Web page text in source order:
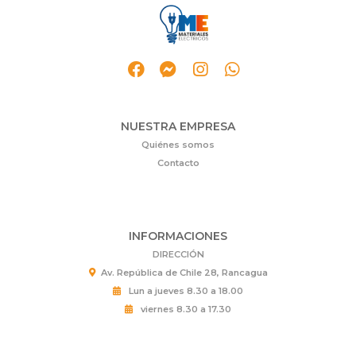
NUESTRA EMPRESA
Quiénes somos
Contacto
INFORMACIONES
DIRECCIÓN
Av. República de Chile 28, Rancagua
Lun a jueves 8.30 a 18.00
viernes 8.30 a 17.30